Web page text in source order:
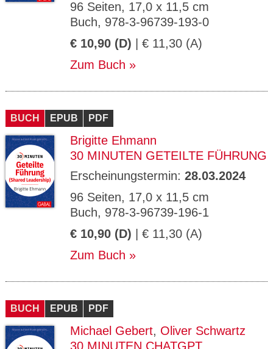
96 Seiten, 17,0 x 11,5 cm
Buch, 978-3-96739-193-0
€ 10,90 (D) | € 11,30 (A)
Zum Buch
BUCH EPUB PDF
Brigitte Ehmann
30 MINUTEN GETEILTE FÜHRUNG
Erscheinungstermin: 28.03.2024
96 Seiten, 17,0 x 11,5 cm
Buch, 978-3-96739-196-1
€ 10,90 (D) | € 11,30 (A)
Zum Buch
BUCH EPUB PDF
Michael Gebert, Oliver Schwartz
30 MINUTEN CHATGPT